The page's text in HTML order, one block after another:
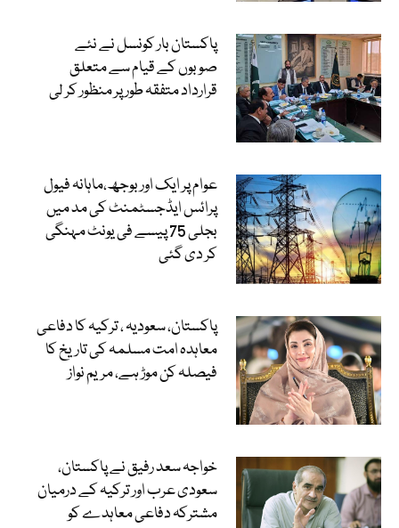
پاکستان بار کونسل نے نئے
صوبوں کے قیام سے متعلق
قرارداد متفقہ طور پر منظور کر لی
عوام پر ایک اور بوجھ،ماہانہ فیول
پرائس ایڈجسٹمنٹ کی مد میں
بجلی 75 پیسے فی یونٹ مہنگی
کر دی گئی
پاکستان، سعودیہ ، ترکیہ کا دفاعی
معاہدہ امت مسلمہ کی تاریخ کا
فیصلہ کن موڑ ہے، مریم نواز
خواجہ سعد رفیق نے پاکستان،
سعودی عرب اور ترکیہ کے درمیان
مشترکہ دفاعی معاہدے کو